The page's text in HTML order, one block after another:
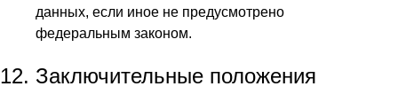
данных, если иное не предусмотрено
федеральным законом.
Заключительные положения